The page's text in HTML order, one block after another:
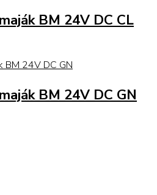
BM 24V DC CL
BM 24V DC GN